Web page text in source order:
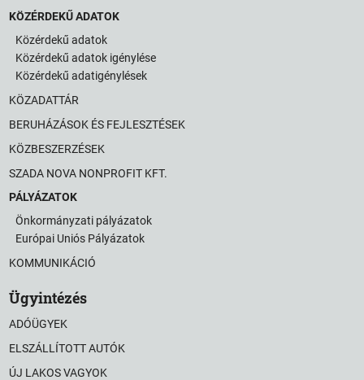
KÖZÉRDEKŰ ADATOK
Közérdekű adatok
Közérdekű adatok igénylése
Közérdekű adatigénylések
KÖZADATTÁR
BERUHÁZÁSOK ÉS FEJLESZTÉSEK
KÖZBESZERZÉSEK
SZADA NOVA NONPROFIT KFT.
PÁLYÁZATOK
Önkormányzati pályázatok
Európai Uniós Pályázatok
KOMMUNIKÁCIÓ
Ügyintézés
ADÓÜGYEK
ELSZÁLLÍTOTT AUTÓK
ÚJ LAKOS VAGYOK